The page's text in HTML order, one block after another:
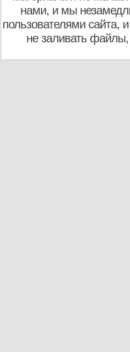
нами, и мы
пользователями сайта,
не заливать